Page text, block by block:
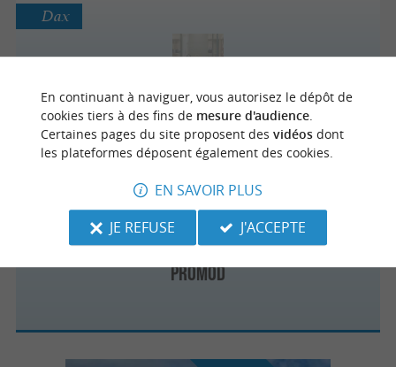
etam
Dax
Promod
En continuant à naviguer, vous autorisez le dépôt de
cookies tiers à des fins de mesure d'audience.
Certaines pages du site proposent des vidéosdont
les plateformes déposent également des cookies.
EN SAVOIR PLUS
JE REFUSE
J'ACCEPTE